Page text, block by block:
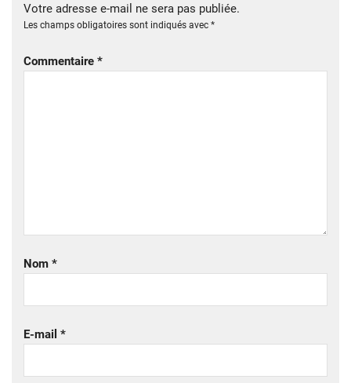
Votre adresse e-mail ne sera pas publiée.
Les champs obligatoires sont indiqués avec *
Commentaire *
Nom *
E-mail *